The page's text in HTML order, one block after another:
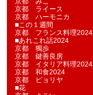
京都 ライース
京都 ハーモニカ
■この１週間
京都 フランス料理2024
■あれこれ話2024
京都 獨歩
京都 鍵善良房
京都 イタリア料理2024
京都 和食2024
京都 ピョリヤ
■花